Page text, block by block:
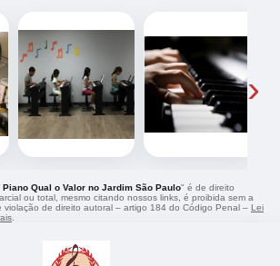
›
Piano Qual o Valor no Jardim São Paulo" é de direito
ou total, mesmo citando nossos links, é proibida sem a
violação de direito autoral – artigo 184 do Código Penal – Lei
.